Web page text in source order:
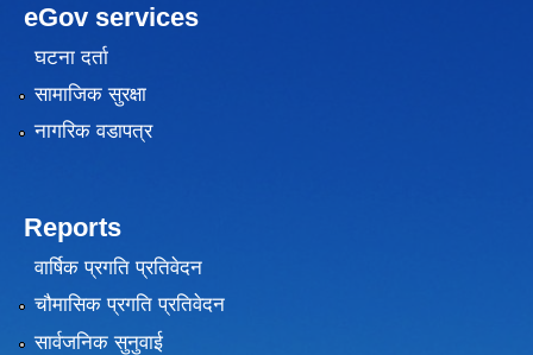
eGov services
घटना दर्ता
सामाजिक सुरक्षा
नागरिक वडापत्र
Reports
वार्षिक प्रगति प्रतिवेदन
चौमासिक प्रगति प्रतिवेदन
सार्वजनिक सुनुवाई